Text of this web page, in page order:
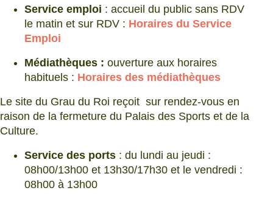
Service emploi : accueil du public sans RDV
le matin et sur RDV : Horaires du Service
Emploi
Médiathèques : ouverture aux horaires
habituels : Horaires des médiathèques
Le site du Grau du Roi reçoit sur rendez-vous en
raison de la fermeture du Palais des Sports et de la
Culture.
Service des ports : du lundi au jeudi :
08h00/13h00 et 13h30/17h30 et le vendredi :
08h00 à 13h00